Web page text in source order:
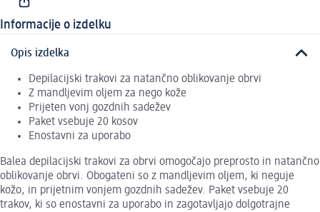
Informacije o izdelku
Opis izdelka
Depilacijski trakovi za natančno oblikovanje obrvi
Z mandljevim oljem za nego kože
Prijeten vonj gozdnih sadežev
Paket vsebuje 20 kosov
Enostavni za uporabo
Balea depilacijski trakovi za obrvi omogočajo preprosto in natančno
oblikovanje obrvi. Obogateni so z mandljevim oljem, ki neguje
kožo, in prijetnim vonjem gozdnih sadežev. Paket vsebuje 20
trakov, ki so enostavni za uporabo in zagotavljajo dolgotrajne